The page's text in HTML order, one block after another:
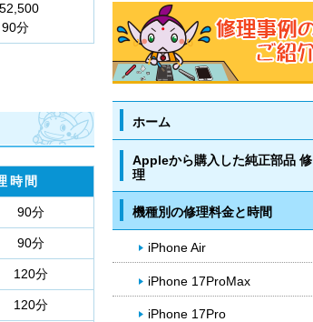
90分
時間
90分
90分
120分
120分
ホーム
Appleから購入した純正部品 修
理
機種別の修理料金と時間
iPhone Air
iPhone 17ProMax
iPhone 17Pro